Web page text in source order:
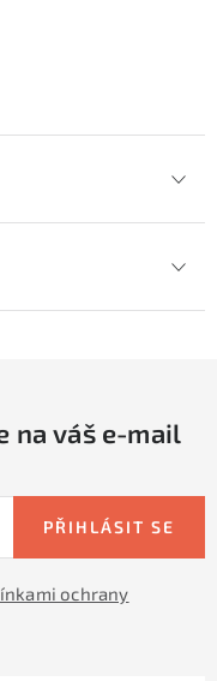
na váš e-mail
ochrany
PŘIHLÁSIT SE